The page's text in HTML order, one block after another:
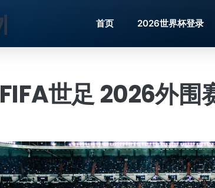
首页 2026世界杯登录
FIFA世足 2026外围